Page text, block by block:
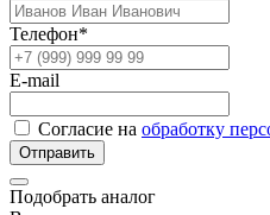
Телефон*
E-mail
Согласие на обработку
Отправить
Подобрать аналог